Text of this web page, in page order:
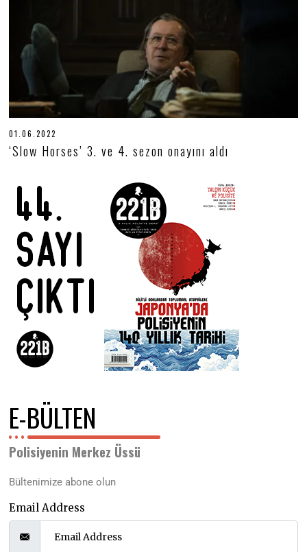
01.06.2022
.
2
‘Slow Horses’ 3. ve 4. sezon onayını aldı
E-BÜLTEN
Polisiyenin Merkez Üssü
Bültenimize abone olun
Email Address